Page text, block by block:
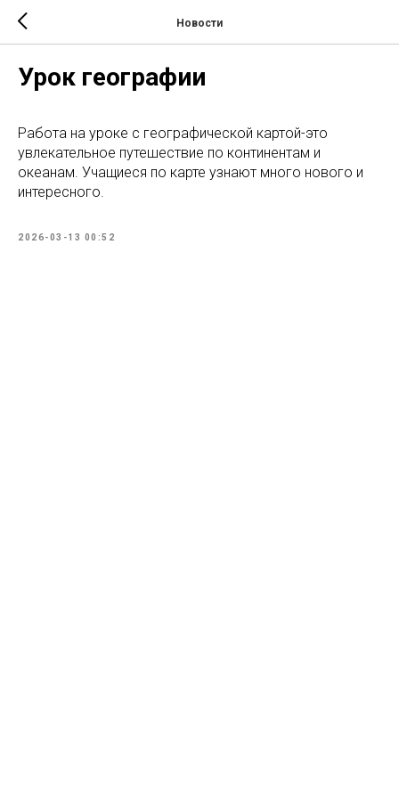
Новости
Урок географии
Работа на уроке с географической картой-это
увлекательное путешествие по континентам и
океанам. Учащиеся по карте узнают много нового и
интересного.
2026-03-13 00:52